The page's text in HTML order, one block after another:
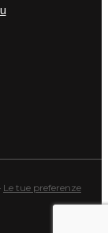
Le tue preferenze